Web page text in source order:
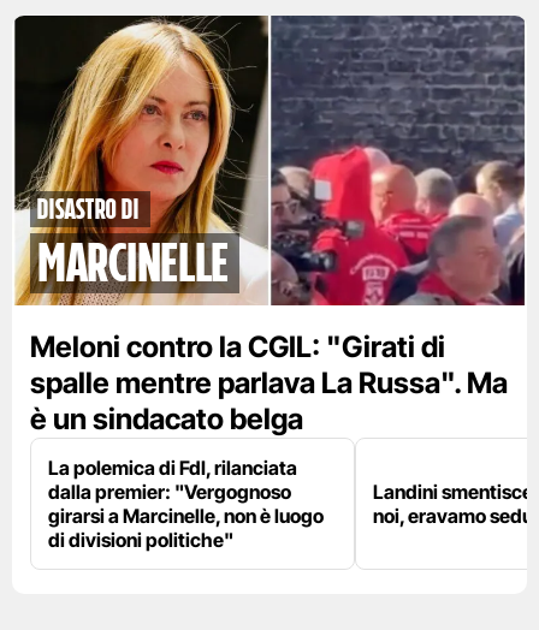
disastro di
marcinelle
Meloni contro la CGIL: "Girati di
spalle mentre parlava La Russa". Ma
è un sindacato belga
La polemica di FdI, rilanciata
dalla premier: "Vergognoso
girarsi a Marcinelle, non è luogo
di divisioni politiche"
Landini
noi, eravamo